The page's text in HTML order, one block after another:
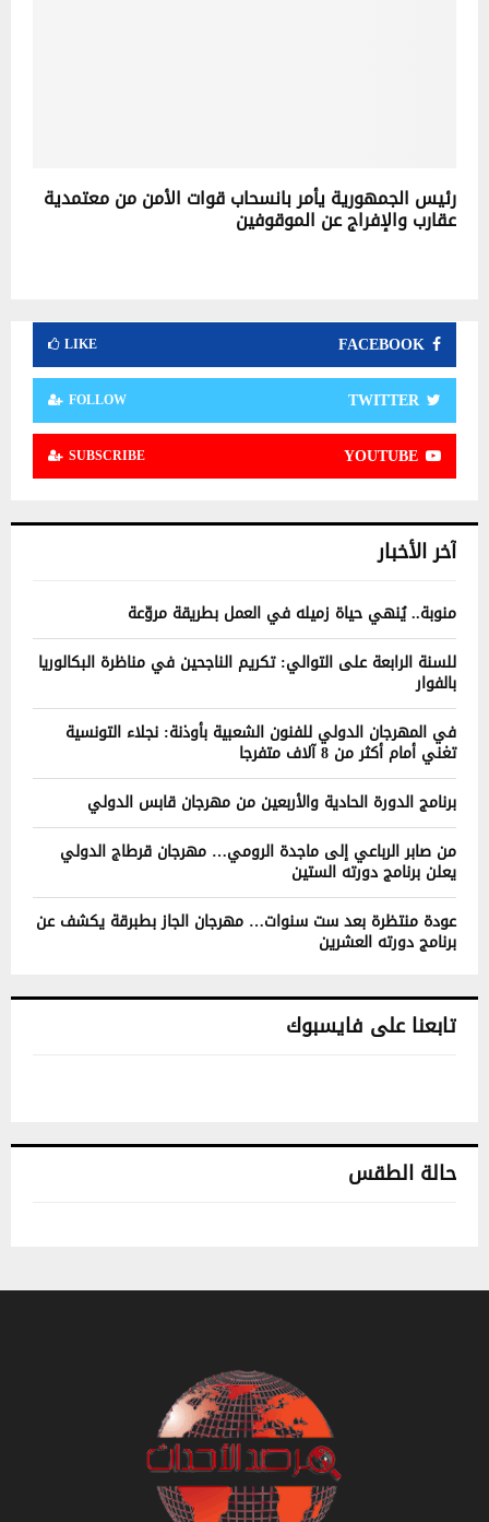
رئيس الجمهورية يأمر بانسحاب قوات الأمن من معتمدية
عقارب والإفراج عن الموقوفين
FACEBOOK
LIKE
TWITTER
FOLLOW
YOUTUBE
SUBSCRIBE
آخر الأخبار
منوبة.. يُنهي حياة زميله في العمل بطريقة مروّعة
للسنة الرابعة على التوالي: تكريم الناجحين في مناظرة البكالوريا
بالفوار
في المهرجان الدولي للفنون الشعبية بأوذنة: نجلاء التونسية
تغني أمام أكثر من 8 آلاف متفرجا
برنامج الدورة الحادية والأربعين من مهرجان قابس الدولي
من صابر الرباعي إلى ماجدة الرومي… مهرجان قرطاج الدولي
يعلن برنامج دورته الستين
عودة منتظرة بعد ست سنوات… مهرجان الجاز بطبرقة يكشف عن
برنامج دورته العشرين
تابعنا على فايسبوك
حالة الطقس